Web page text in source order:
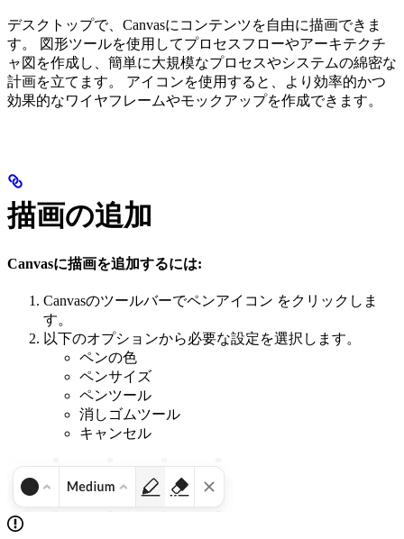
デスクトップで、Canvasにコンテンツを自由に描画できま
す。 図形ツールを使用してプロセスフローやアーキテクチ
ャ図を作成し、簡単に大規模なプロセスやシステムの綿密な
計画を立てます。 アイコンを使用すると、より効率的かつ
効果的なワイヤフレームやモックアップを作成できます。
描画の追加
Canvasに描画を追加するには:
Canvasのツールバーでペンアイコン をクリックしま
す。
以下のオプションから必要な設定を選択します。
ペンの色
ペンサイズ
ペンツール
消しゴムツール
キャンセル